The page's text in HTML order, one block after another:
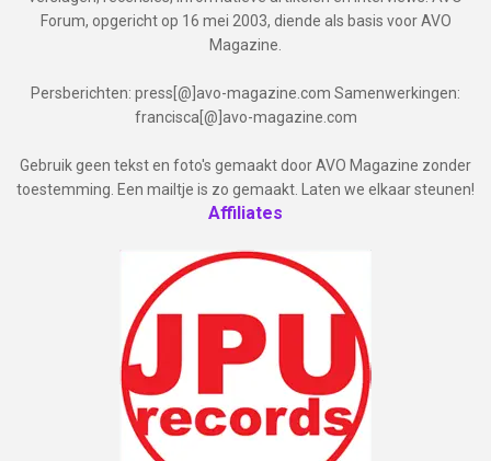
Forum, opgericht op 16 mei 2003, diende als basis voor AVO
Magazine.
Persberichten: press[@]avo-magazine.com Samenwerkingen:
francisca[@]avo-magazine.com
Gebruik geen tekst en foto's gemaakt door AVO Magazine zonder
toestemming. Een mailtje is zo gemaakt. Laten we elkaar steunen!
Affiliates